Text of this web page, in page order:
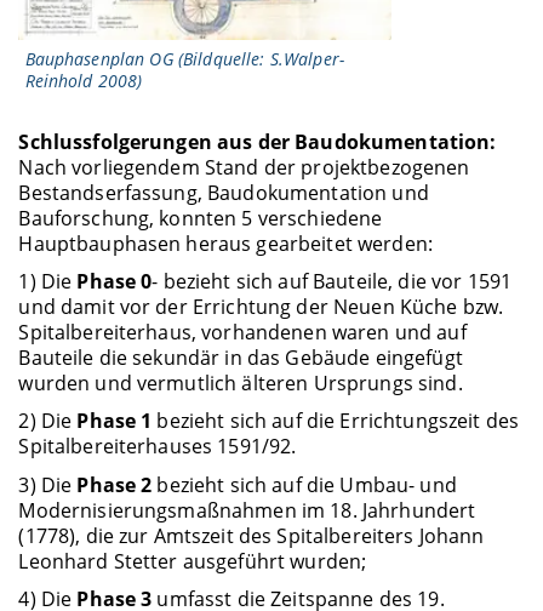
Bauphasenplan OG (Bildquelle: S.Walper-
Reinhold 2008)
Schlussfolgerungen aus der Baudokumentation:
Nach vorliegendem Stand der projektbezogenen
Bestandserfassung, Baudokumentation und
Bauforschung, konnten 5 verschiedene
Hauptbauphasen heraus gearbeitet werden:
1) Die Phase 0- bezieht sich auf Bauteile, die vor 1591
und damit vor der Errichtung der Neuen Küche bzw.
Spitalbereiterhaus, vorhandenen waren und auf
Bauteile die sekundär in das Gebäude eingefügt
wurden und vermutlich älteren Ursprungs sind.
2) Die Phase 1 bezieht sich auf die Errichtungszeit des
Spitalbereiterhauses 1591/92.
3) Die Phase 2 bezieht sich auf die Umbau- und
Modernisierungsmaßnahmen im 18. Jahrhundert
(1778), die zur Amtszeit des Spitalbereiters Johann
Leonhard Stetter ausgeführt wurden;
4) Die Phase 3 umfasst die Zeitspanne des 19.